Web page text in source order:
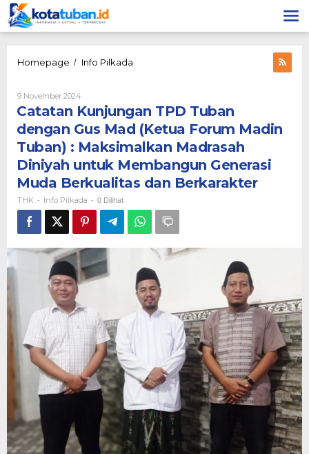
Lewati
ke
konten
Homepage / Info Pilkada
dengan Gus
Mad
(Ketua
Forum
Madin
Tuban)
:
Madrasah
Diniyah
untuk
Membangun
Generasi
Muda
Berkualitas
dan
Berkarakter
9 November 2024Oleh
THK
Catatan Kunjungan TPD Tuban
dengan Gus Mad (Ketua Forum Madin
Tuban) : Maksimalkan Madrasah
Diniyah untuk Membangun Generasi
Muda Berkualitas dan Berkarakter
THK - Info Pilkada - 0 Dilihat